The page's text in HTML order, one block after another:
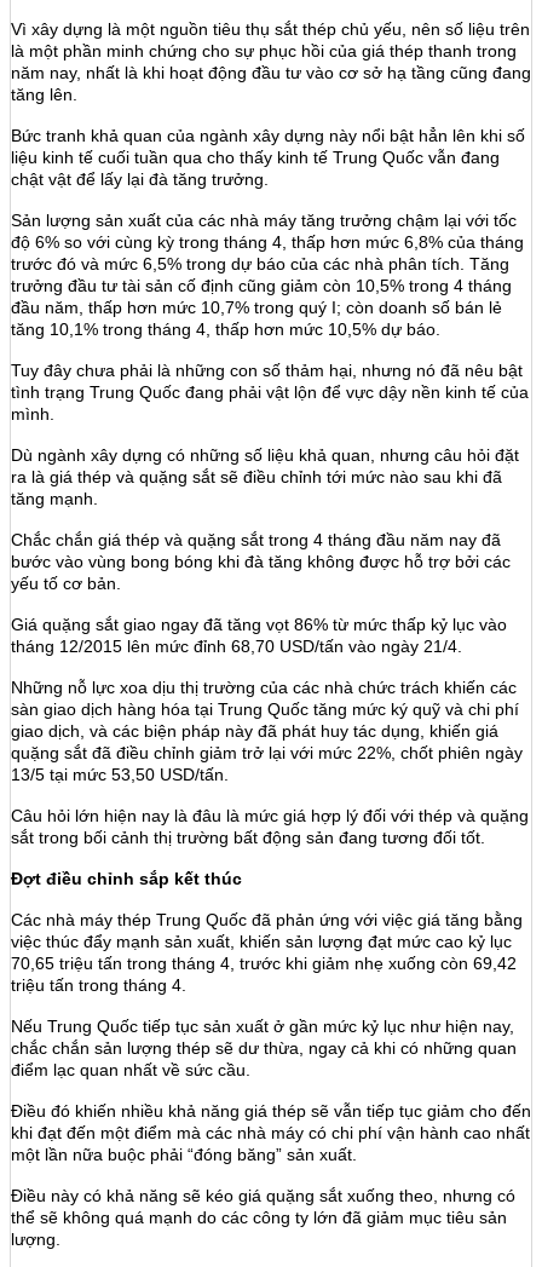
Vì xây dựng là một nguồn tiêu thụ sắt thép chủ yếu, nên số liệu trên
là một phần minh chứng cho sự phục hồi của giá thép thanh trong
năm nay, nhất là khi hoạt động đầu tư vào cơ sở hạ tầng cũng đang
tăng lên.
Bức tranh khả quan của ngành xây dựng này nổi bật hẳn lên khi số
liệu kinh tế cuối tuần qua cho thấy kinh tế Trung Quốc vẫn đang
chật vật để lấy lại đà tăng trưởng.
Sản lượng sản xuất của các nhà máy tăng trưởng chậm lại với tốc
độ 6% so với cùng kỳ trong tháng 4, thấp hơn mức 6,8% của tháng
trước đó và mức 6,5% trong dự báo của các nhà phân tích. Tăng
trưởng đầu tư tài sản cố định cũng giảm còn 10,5% trong 4 tháng
đầu năm, thấp hơn mức 10,7% trong quý I; còn doanh số bán lẻ
tăng 10,1% trong tháng 4, thấp hơn mức 10,5% dự báo.
Tuy đây chưa phải là những con số thảm hại, nhưng nó đã nêu bật
tình trạng Trung Quốc đang phải vật lộn để vực dậy nền kinh tế của
mình.
Dù ngành xây dựng có những số liệu khả quan, nhưng câu hỏi đặt
ra là giá thép và quặng sắt sẽ điều chỉnh tới mức nào sau khi đã
tăng mạnh.
Chắc chắn giá thép và quặng sắt trong 4 tháng đầu năm nay đã
bước vào vùng bong bóng khi đà tăng không được hỗ trợ bởi các
yếu tố cơ bản.
Giá quặng sắt giao ngay đã tăng vọt 86% từ mức thấp kỷ lục vào
tháng 12/2015 lên mức đỉnh 68,70 USD/tấn vào ngày 21/4.
Những nỗ lực xoa dịu thị trường của các nhà chức trách khiến các
sàn giao dịch hàng hóa tại Trung Quốc tăng mức ký quỹ và chi phí
giao dịch, và các biện pháp này đã phát huy tác dụng, khiến giá
quặng sắt đã điều chỉnh giảm trở lại với mức 22%, chốt phiên ngày
13/5 tại mức 53,50 USD/tấn.
Câu hỏi lớn hiện nay là đâu là mức giá hợp lý đối với thép và quặng
sắt trong bối cảnh thị trường bất động sản đang tương đối tốt.
Đợt điều chỉnh sắp kết thúc
Các nhà máy thép Trung Quốc đã phản ứng với việc giá tăng bằng
việc thúc đẩy mạnh sản xuất, khiến sản lượng đạt mức cao kỷ lục
70,65 triệu tấn trong tháng 4, trước khi giảm nhẹ xuống còn 69,42
triệu tấn trong tháng 4.
Nếu Trung Quốc tiếp tục sản xuất ở gần mức kỷ lục như hiện nay,
chắc chắn sản lượng thép sẽ dư thừa, ngay cả khi có những quan
điểm lạc quan nhất về sức cầu.
Điều đó khiến nhiều khả năng giá thép sẽ vẫn tiếp tục giảm cho đến
khi đạt đến một điểm mà các nhà máy có chi phí vận hành cao nhất
một lần nữa buộc phải “đóng băng” sản xuất.
Điều này có khả năng sẽ kéo giá quặng sắt xuống theo, nhưng có
thể sẽ không quá mạnh do các công ty lớn đã giảm mục tiêu sản
lượng.